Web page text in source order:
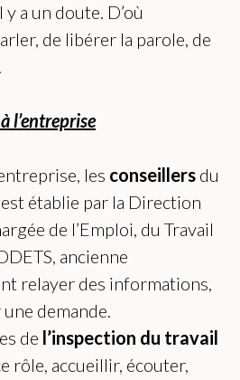
a un doute. D’où
de libérer la parole, de
l’entreprise
les conseillers du
établie par la Direction
de l’Emploi, du Travail
ancienne
relayer des informations,
demande.
de l’inspection du travail
rôle, accueillir, écouter,